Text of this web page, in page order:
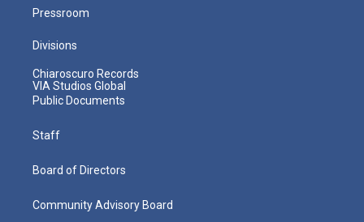
Pressroom
Divisions
Chiaroscuro Records
VIA Studios Global
Public Documents
Staff
Board of Directors
Community Advisory Board